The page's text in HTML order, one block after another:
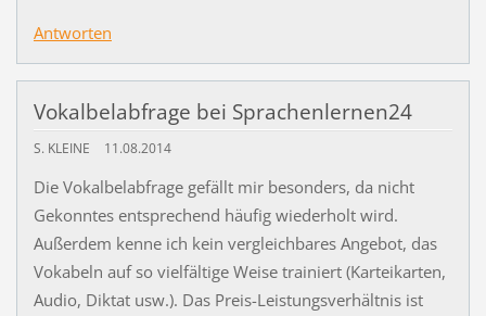
Antworten
Vokalbelabfrage bei Sprachenlernen24
S. KLEINE 11.08.2014
Die Vokalbelabfrage gefällt mir besonders, da nicht
Gekonntes entsprechend häufig wiederholt wird.
Außerdem kenne ich kein vergleichbares Angebot, das
Vokabeln auf so vielfältige Weise trainiert (Karteikarten,
Audio, Diktat usw.). Das Preis-Leistungsverhältnis ist